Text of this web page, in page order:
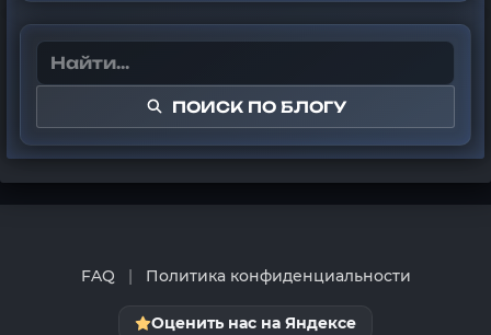
ПОИСК ПО БЛОГУ
FAQ | Политика конфиденциальности
Оценить нас на Яндексе